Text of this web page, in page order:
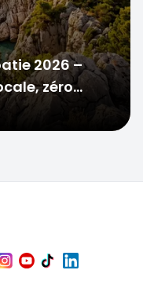
2026 –
zéro